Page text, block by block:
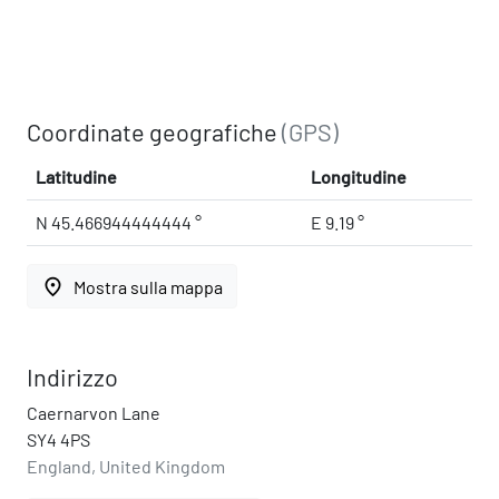
Coordinate geografiche(GPS)
Latitudine Longitudine
N 45.466944444444 ° E 9.19 °
place Mostra sulla mappa
Indirizzo
Caernarvon Lane
SY4 4PS
England, United Kingdom